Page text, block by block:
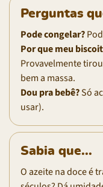
Perguntas
Pode congelar?
Por que meu
Provavelmente
bem a massa.
Dou pra bebê?Só
usar).
Sabia que...
O azeite na doce é